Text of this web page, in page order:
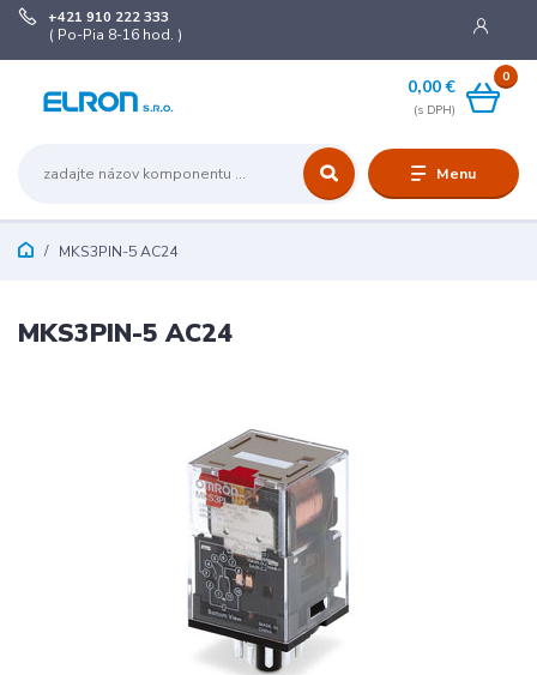
Menu
+421 910 222 333
( Po-Pia 8-16 hod. )
0
0,00 €
MKS3PIN-5 AC24
MKS3PIN-5 AC24